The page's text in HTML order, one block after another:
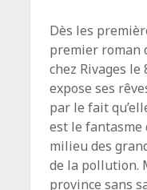
Dès les
premier roman
chez Rivages
expose ses
par le fait
est le fantasme
milieu des
de la pollution.
province sans